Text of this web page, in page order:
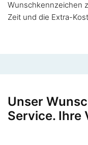
Wunschkennzeichen
Zeit und die Extra-
Unser
Service. Ihre